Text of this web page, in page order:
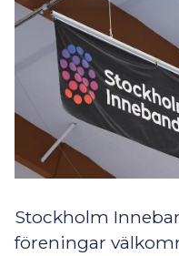
Stockholm
föreningar